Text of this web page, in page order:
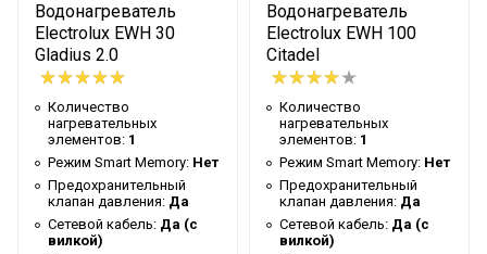
Система
самодиагностики
неисправности
Нет
Тип термостата
Механический
Инверторная технология
Нет
Вес товара с упаковкой
(брутто)
27.39
Демо режим
Нет
Водонагреватель
Electrolux EWH 30
Gladius 2.0
Количество
нагревательных
элементов: 1
Режим Smart Memory: Нет
Предохранительный
клапан давления: Да
Сетевой кабель: Да (с
вилкой)
Водонагреватель
Electrolux EWH 100
Citadel
Количество
нагревательных
элементов: 1
Режим Smart Memory: Нет
Предохранительный
клапан давления: Да
Сетевой кабель: Да (с
вилкой)